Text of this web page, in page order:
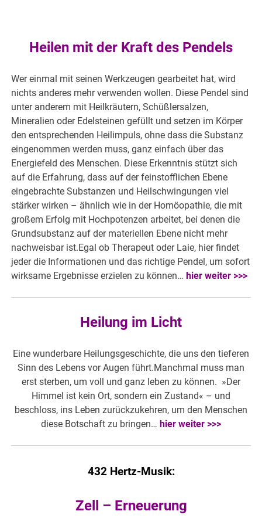
Heilen mit der Kraft des Pendels
Wer einmal mit seinen Werkzeugen gearbeitet hat, wird
nichts anderes mehr verwenden wollen. Diese Pendel sind
unter anderem mit Heilkräutern, Schüßlersalzen,
Mineralien oder Edelsteinen gefüllt und setzen im Körper
den entsprechenden Heilimpuls, ohne dass die Substanz
eingenommen werden muss, ganz einfach über das
Energiefeld des Menschen. Diese Erkenntnis stützt sich
auf die Erfahrung, dass auf der feinstofflichen Ebene
eingebrachte Substanzen und Heilschwingungen viel
stärker wirken – ähnlich wie in der Homöopathie, die mit
großem Erfolg mit Hochpotenzen arbeitet, bei denen die
Grundsubstanz auf der materiellen Ebene nicht mehr
nachweisbar ist.Egal ob Therapeut oder Laie, hier findet
jeder die Informationen und das richtige Pendel, um sofort
wirksame Ergebnisse erzielen zu können… hier weiter >>>
Heilung im Licht
Eine wunderbare Heilungsgeschichte, die uns den tieferen
Sinn des Lebens vor Augen führt.Manchmal muss man
erst sterben, um voll und ganz leben zu können. »Der
Himmel ist kein Ort, sondern ein Zustand« – und
beschloss, ins Leben zurückzukehren, um den Menschen
diese Botschaft zu bringen… hier weiter >>>
432 Hertz-Musik:
Zell – Erneuerung